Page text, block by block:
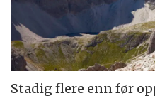
Stadig flere enn før